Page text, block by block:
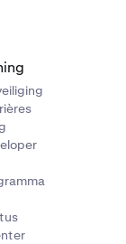
Your Account